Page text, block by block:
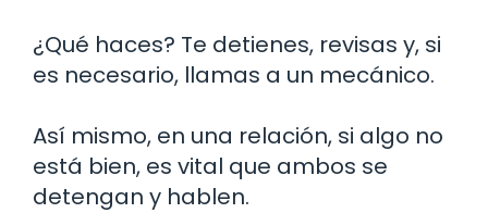
¿Qué haces? Te detienes, revisas y, si
es necesario, llamas a un mecánico.
Así mismo, en una relación, si algo no
está bien, es vital que ambos se
detengan y hablen.